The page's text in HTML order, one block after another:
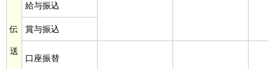
伝
送
給与振込
賞与振込
口座振替